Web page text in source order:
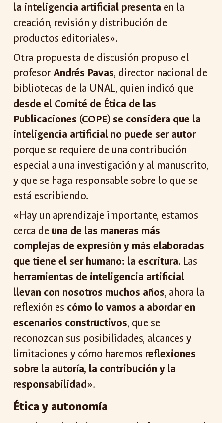
la inteligencia artificial presenta en la
creación, revisión y distribución de
productos editoriales».
Otra propuesta de discusión propuso el
profesorAndrés Pavas, director nacional de
bibliotecas de la UNAL, quien indicó que
desde el Comité de Ética de las
Publicaciones (COPE) se considera que la
inteligencia artificial no puede ser autor
porque se requiere de una contribución
especial a una investigación y al manuscrito,
y que se haga responsable sobre lo que se
está escribiendo.
«Hay un aprendizaje importante, estamos
cerca de una de las maneras más
complejas de expresión y más elaboradas
que tiene el ser humano: la escritura. Las
herramientas de inteligencia artificial
llevan con nosotros muchos años, ahora la
reflexión es cómo lo vamos a abordar en
escenarios constructivos, que se
reconozcan sus posibilidades, alcances y
limitaciones y cómo haremos reflexiones
sobre la autoría, la contribución y la
responsabilidad».
Ética y autonomía